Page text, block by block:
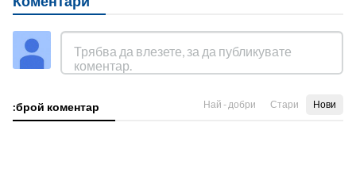
:брой коментар Най - добри Стари Нови